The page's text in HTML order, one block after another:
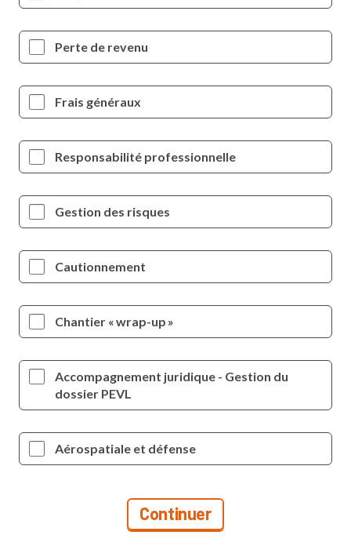
Perte de revenu
Frais généraux
Responsabilité professionnelle
Gestion des risques
Cautionnement
Chantier « wrap-up »
Accompagnement juridique - Gestion du
dossier PEVL
Aérospatiale et défense